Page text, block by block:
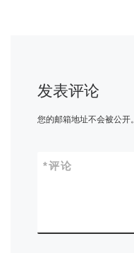
发表评论
您的邮箱地址不会被公开。
评论
*